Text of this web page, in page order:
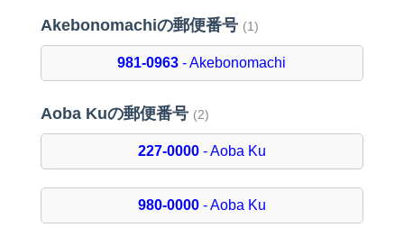
Akebonomachiの郵便番号 (1)
981-0963 - Akebonomachi
Aoba Kuの郵便番号 (2)
227-0000- Aoba Ku
980-0000- Aoba Ku